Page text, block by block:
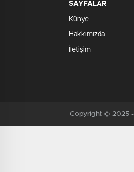
SAYFALAR
Künye
Hakkımızda
İletişim
Copyright © 2025 -